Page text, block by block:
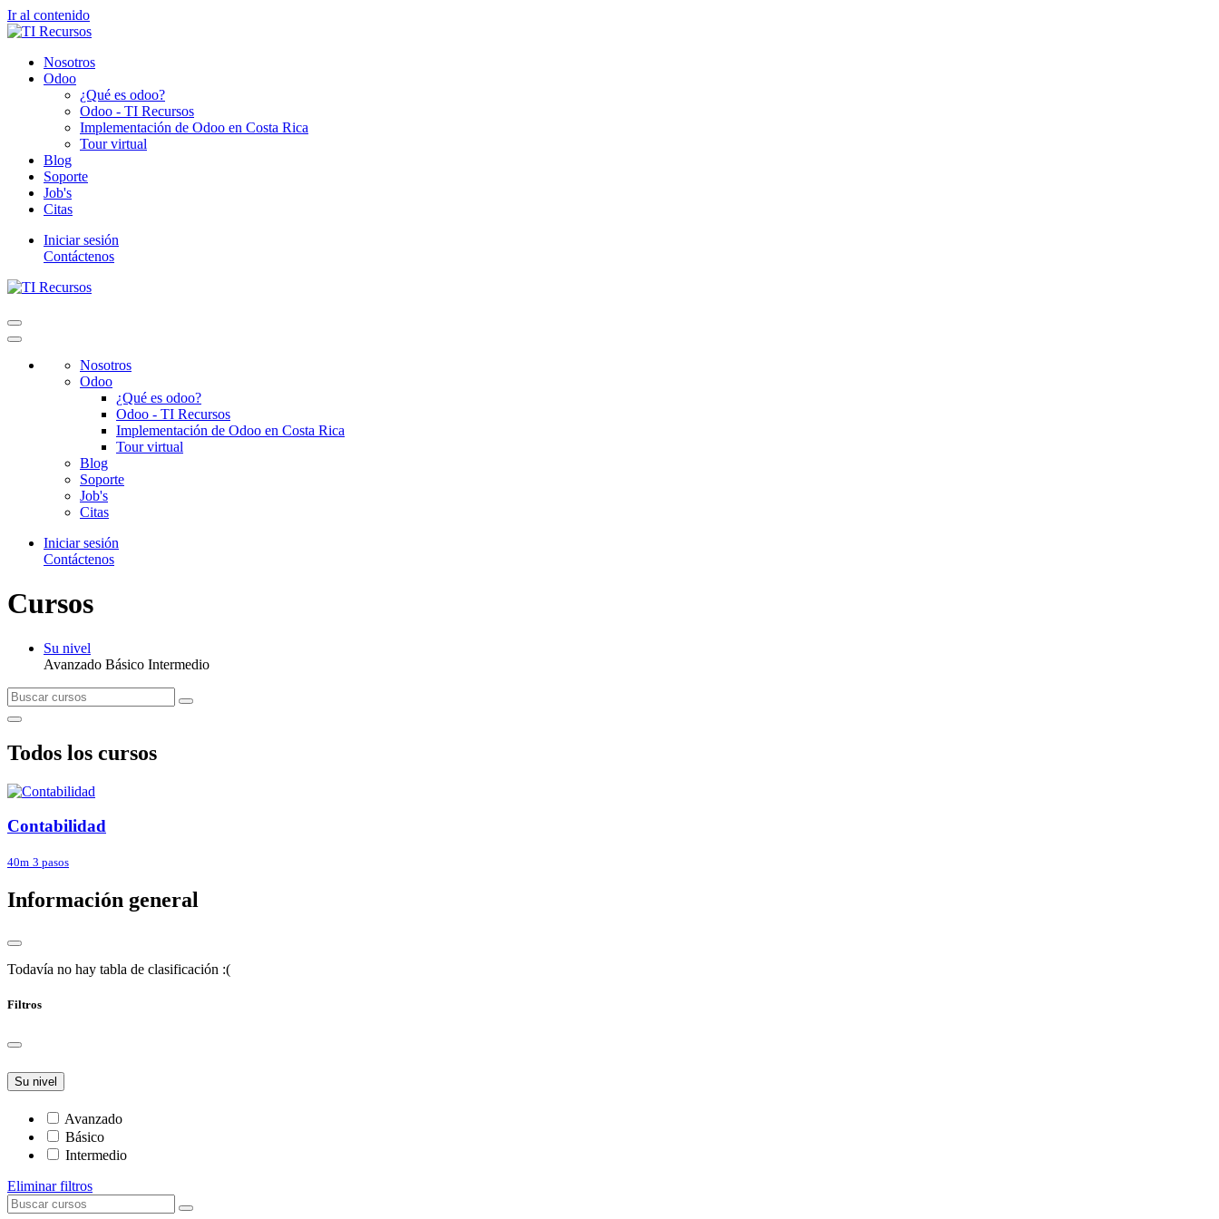
Ir al contenido
Nosotros
Odoo
¿Qué es odoo?
Odoo - TI Recursos
Implementación de Odoo en Costa Rica
Tour virtual
Blog
Soporte
Job's
Citas
Iniciar sesión
Contáctenos
Nosotros
Odoo
¿Qué es odoo?
Odoo - TI Recursos
Implementación de Odoo en Costa Rica
Tour virtual
Blog
Soporte
Job's
Citas
Iniciar sesión
Contáctenos
Cursos
Su nivel
Avanzado Básico Intermedio
Todos los cursos
Contabilidad
40m 3 pasos
Información general
Todavía no hay tabla de clasificación :(
Filtros
Su nivel
Avanzado
Básico
Intermedio
Eliminar filtros